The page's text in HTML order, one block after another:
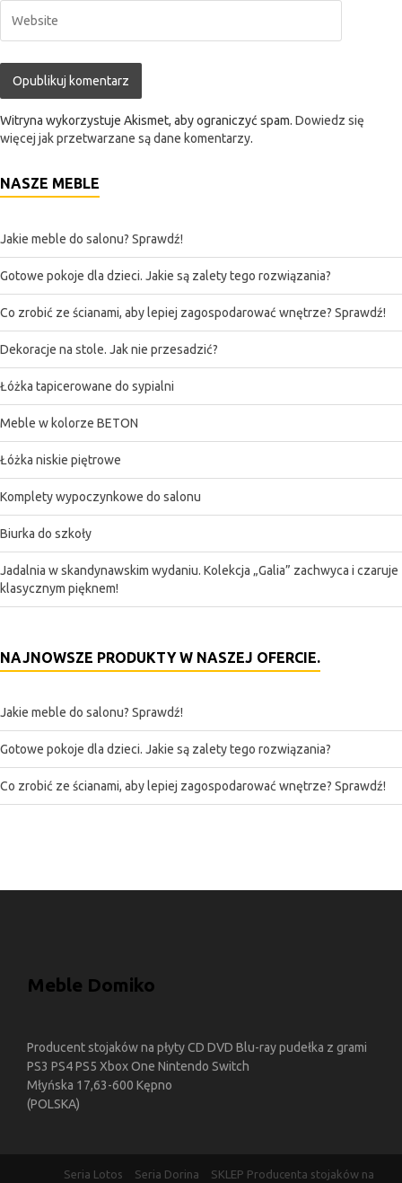
Witryna wykorzystuje Akismet, aby ograniczyć spam. Dowiedz się
więcej jak przetwarzane są dane komentarzy.
NASZE MEBLE
Jakie meble do salonu? Sprawdź!
Gotowe pokoje dla dzieci. Jakie są zalety tego rozwiązania?
Co zrobić ze ścianami, aby lepiej zagospodarować wnętrze? Sprawdź!
Dekoracje na stole. Jak nie przesadzić?
Łóżka tapicerowane do sypialni
Meble w kolorze BETON
Łóżka niskie piętrowe
Komplety wypoczynkowe do salonu
Biurka do szkoły
Jadalnia w skandynawskim wydaniu. Kolekcja „Galia” zachwyca i czaruje
klasycznym pięknem!
NAJNOWSZE PRODUKTY W NASZEJ OFERCIE.
Jakie meble do salonu? Sprawdź!
Gotowe pokoje dla dzieci. Jakie są zalety tego rozwiązania?
Co zrobić ze ścianami, aby lepiej zagospodarować wnętrze? Sprawdź!
Meble Domiko
Producent stojaków na płyty CD DVD Blu-ray pudełka z grami
PS3 PS4 PS5 Xbox One Nintendo Switch
Młyńska 17,63-600 Kępno
(POLSKA)
Seria Lotos Seria Dorina SKLEP Producenta stojaków na